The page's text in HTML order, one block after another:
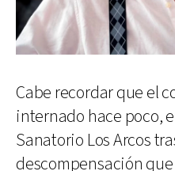
Cabe recordar que el
internado hace poco,
Sanatorio Los Arcos
descompensación